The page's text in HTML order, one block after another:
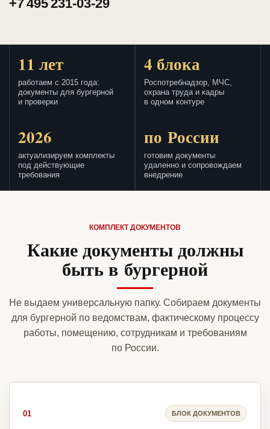
+7 495 231-03-29
11 лет
работаем с 2015 года:
документы для бургерной
и проверки
4 блока
Роспотребнадзор, МЧС,
охрана труда и кадры
в одном контуре
2026
актуализируем комплекты
под действующие
требования
по России
готовим документы
удаленно и сопровождаем
внедрение
КОМПЛЕКТ ДОКУМЕНТОВ
Какие документы должны
быть в бургерной
Не выдаем универсальную папку. Собираем документы
для бургерной по ведомствам, фактическому процессу
работы, помещению, сотрудникам и требованиям
по России.
01 БЛОК ДОКУМЕНТОВ